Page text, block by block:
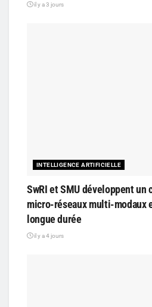
il y a 3 jours
INTELLIGENCE ARTIFICIELLE
SwRI et SMU développent un
micro-réseaux multi-modaux
longue durée
il y a 4 jours